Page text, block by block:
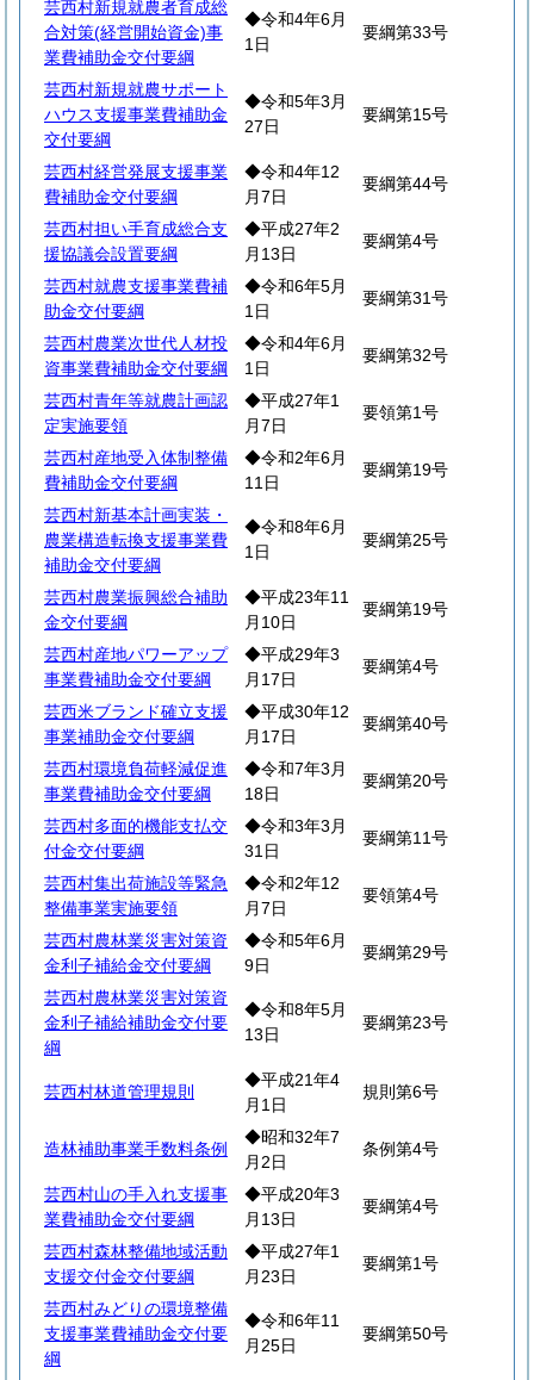
芸西村新規就農者育成総
合対策(経営開始資金)事
業費補助金交付要綱
◆令和4年6月
1日
要綱第33号
芸西村新規就農サポート
ハウス支援事業費補助金
交付要綱
◆令和5年3月
27日
要綱第15号
芸西村経営発展支援事業
費補助金交付要綱
◆令和4年12
月7日
要綱第44号
芸西村担い手育成総合支
援協議会設置要綱
◆平成27年2
月13日
要綱第4号
芸西村就農支援事業費補
助金交付要綱
◆令和6年5月
1日
要綱第31号
芸西村農業次世代人材投
資事業費補助金交付要綱
◆令和4年6月
1日
要綱第32号
芸西村青年等就農計画認
定実施要領
◆平成27年1
月7日
要領第1号
芸西村産地受入体制整備
費補助金交付要綱
◆令和2年6月
11日
要綱第19号
芸西村新基本計画実装・
農業構造転換支援事業費
補助金交付要綱
◆令和8年6月
1日
要綱第25号
芸西村農業振興総合補助
金交付要綱
◆平成23年11
月10日
要綱第19号
芸西村産地パワーアップ
事業費補助金交付要綱
◆平成29年3
月17日
要綱第4号
芸西米ブランド確立支援
事業補助金交付要綱
◆平成30年12
月17日
要綱第40号
芸西村環境負荷軽減促進
事業費補助金交付要綱
◆令和7年3月
18日
要綱第20号
芸西村多面的機能支払交
付金交付要綱
◆令和3年3月
31日
要綱第11号
芸西村集出荷施設等緊急
整備事業実施要領
◆令和2年12
月7日
要領第4号
芸西村農林業災害対策資
金利子補給金交付要綱
◆令和5年6月
9日
要綱第29号
芸西村農林業災害対策資
金利子補給補助金交付要
綱
◆令和8年5月
13日
要綱第23号
芸西村林道管理規則
◆平成21年4
月1日
規則第6号
造林補助事業手数料条例
◆昭和32年7
月2日
条例第4号
芸西村山の手入れ支援事
業費補助金交付要綱
◆平成20年3
月13日
要綱第4号
芸西村森林整備地域活動
支援交付金交付要綱
◆平成27年1
月23日
要綱第1号
芸西村みどりの環境整備
支援事業費補助金交付要
綱
◆令和6年11
月25日
要綱第50号